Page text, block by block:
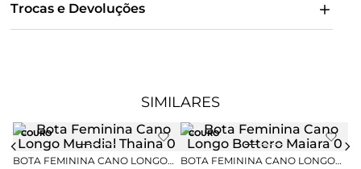
Trocas e Devoluções
SIMILARES
COURO
BOTA FEMININA CANO LONGO
COURO
BOTA FEMININA CANO LONGO